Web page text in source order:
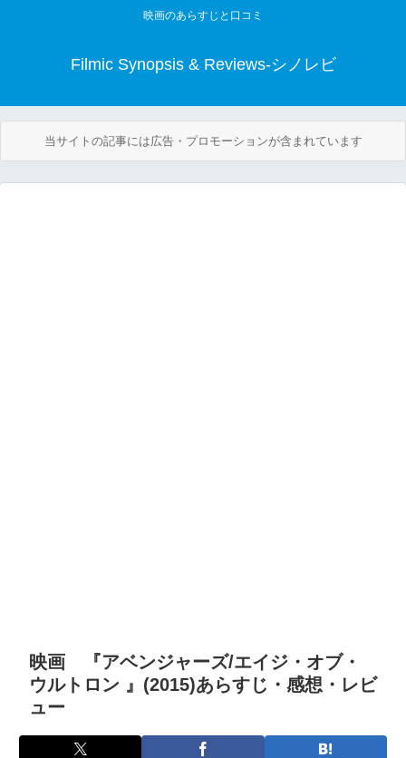
映画のあらすじと口コミ
Filmic Synopsis & Reviews-シノレビ
当サイトの記事には広告・プロモーションが含まれています
映画 『アベンジャーズ/エイジ・オブ・
ウルトロン 』(2015)あらすじ・感想・レビ
ュー